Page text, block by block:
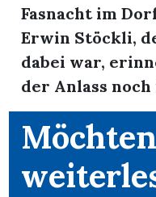
Fasnacht im
Erwin Stöckli,
dabei war,
der Anlass noch